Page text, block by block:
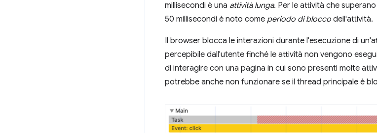
millisecondi è una attività lunga. Per le attività che
50 millisecondi è noto come periodo di blocco dell'attività.
Il browser blocca le interazioni durante l'esecuzione di
percepibile dall'utente finché le attività non vengono
di interagire con una pagina in cui sono presenti molte
potrebbe anche non funzionare se il thread principale è